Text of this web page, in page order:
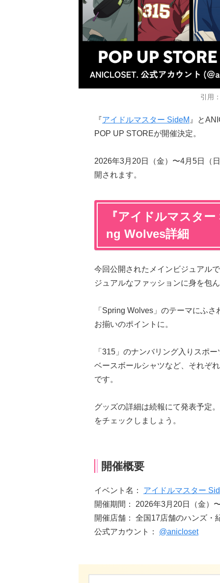
引用
『アイドルマスター SideM 』と
POP UP STOREが開催決定。
2026年3月20日（金）〜4月5日（
開されます。
『アイドルマスタ
ng Wolves詳細
今回公開されたメインビジュアル
ジュアルなファッションに身を包
「Spring Wolves」のテーマにふ
お揃いのポイントに。
「315」のナンバリング入りスポ
ベースボールシャツなど、それぞ
です。
グッズの詳細は続報にて発表予定
をチェックしましょう。
開催概要
イベント名： アイドルマスター
開催期間： 2026年3月20日（金）
開催店舗： 全国17店舗のハンズ・
公式アカウント： @anicloset